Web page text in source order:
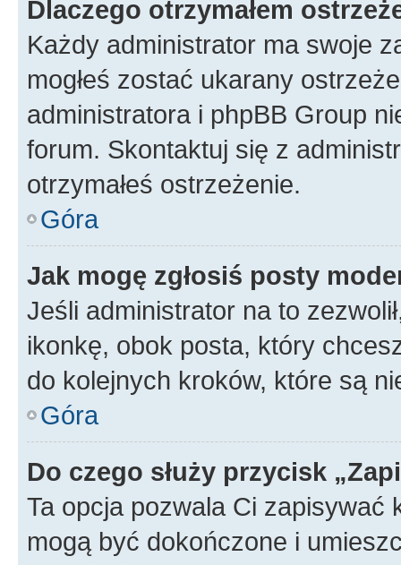
Dlaczego otrzymałem
Każdy administrator ma swoje
mogłeś zostać ukarany
administratora i phpBB Group
forum. Skontaktuj się z
otrzymałeś ostrzeżenie.
Góra
Jak mogę zgłosiś posty
Jeśli administrator na to
ikonkę, obok posta, który
do kolejnych kroków, które są
Góra
Do czego służy przycisk
Ta opcja pozwala Ci zapisywać
mogą być dokończone i